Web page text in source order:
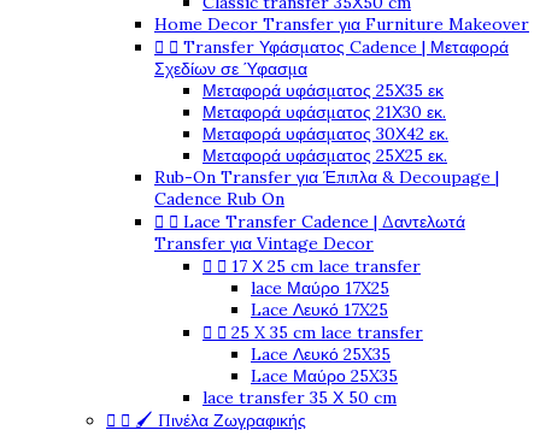
Home Decor Transfer για Furniture Makeover
  Transfer Υφάσματος Cadence | Μεταφορά
Σχεδίων σε Ύφασμα
Μεταφορά υφάσματος 25Χ35 εκ
Μεταφορά υφάσματος 21Χ30 εκ.
Μεταφορά υφάσματος 30Χ42 εκ.
Μεταφορά υφάσματος 25Χ25 εκ.
Rub-On Transfer για Έπιπλα & Decoupage |
Cadence Rub On
  Lace Transfer Cadence | Δαντελωτά
Transfer για Vintage Decor
  17 Χ 25 cm lace transfer
lace Μαύρο 17X25
Lace Λευκό 17X25
  25 X 35 cm lace transfer
Lace Λευκό 25X35
Lace Μαύρο 25X35
lace transfer 35 Χ 50 cm
  🖌️ Πινέλα Ζωγραφικής